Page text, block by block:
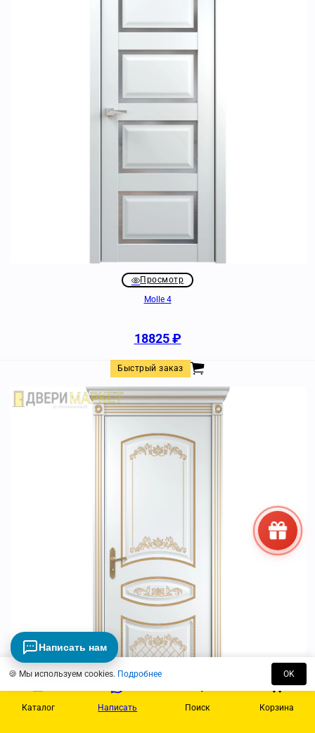
Просмотр
Molle 4
18825₽
Быстрый заказ
Каталог Написать Поиск Корзина
🍪 Мы используем cookies. Подробнее OK
Написать нам